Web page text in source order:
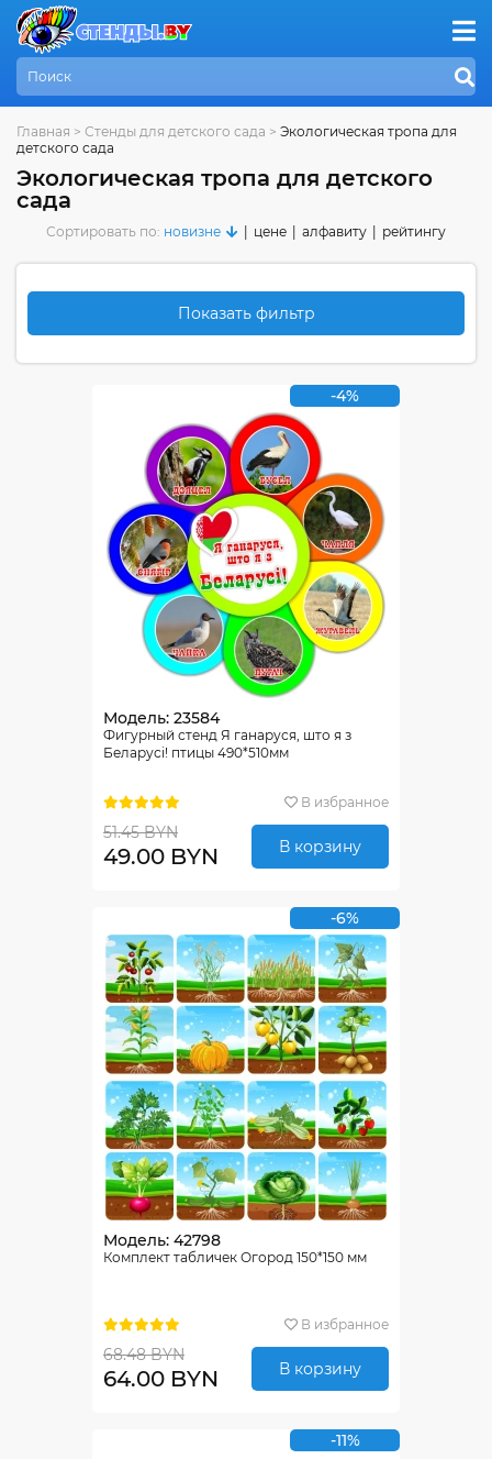
Главная > Стенды для детского сада > Экологическая тропа для
детского сада
Экологическая тропа для детского
сада
Сортировать по: новизне цене алфавиту рейтингу
Показать фильтр
-4%
Модель: 23584
Фигурный стенд Я ганаруся, што я з
Беларусi! птицы 490*510мм
В избранное
51.45 BYN
49.00 BYN В корзину
-6%
Модель: 42798
Комплект табличек Огород 150*150 мм
В избранное
68.48 BYN
64.00 BYN В корзину
-11%